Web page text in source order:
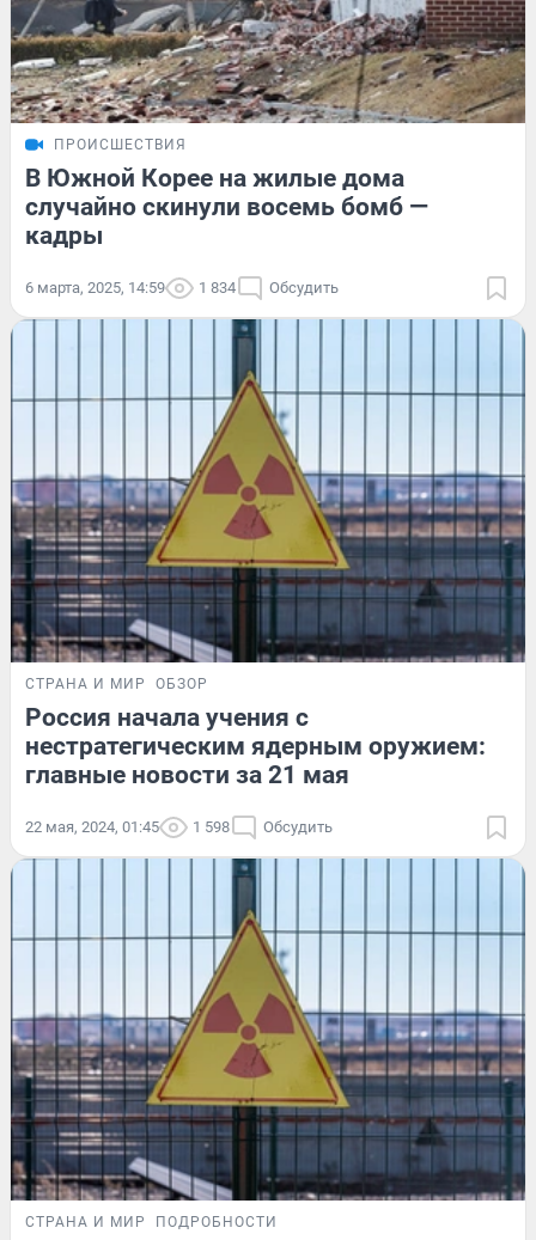
ПРОИСШЕСТВИЯ
В Южной Корее на жилые дома
случайно скинули восемь бомб —
кадры
6 марта, 2025, 14:59 1 834 Обсудить
СТРАНА И МИР ОБЗОР
Россия начала учения с
нестратегическим ядерным оружием:
главные новости за 21 мая
22 мая, 2024, 01:45 1 598 Обсудить
СТРАНА И МИР ПОДРОБНОСТИ